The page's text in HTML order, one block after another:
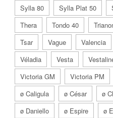
Sylla 80
Sylla Plat 50
Thera
Tondo 40
Tsar
Vague Valencia
Véladia
Vesta
Victoria GM
Victoria PM
ø Caligula
ø César ø
ø Daniello
ø Espire ø